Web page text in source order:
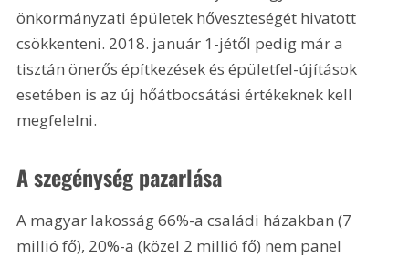
önkormányzati épületek hőveszteségét hivatott
csökkenteni. 2018. január 1-jétől pedig már a
tisztán önerős építkezések és épületfel-újítások
esetében is az új hőátbocsátási értékeknek kell
megfelelni.
A szegénység pazarlása
A magyar lakosság 66%-a családi házakban (7
millió fő), 20%-a (közel 2 millió fő) nem panel